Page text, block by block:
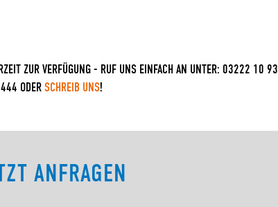
ZUR VERFÜGUNG - RUF UNS EINFACH AN UNTER: 03222 10 93
444 ODER SCHREIB UNS!
ANFRAGEN